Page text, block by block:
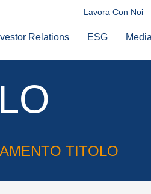
Lavora Con Noi
Relations ESG Media
TITOLO